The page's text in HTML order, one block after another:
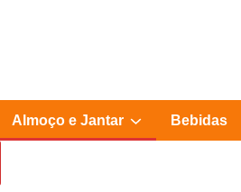
Almoço e Jantar ShowBebidas